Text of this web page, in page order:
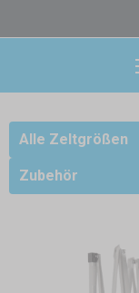
Alle Zeltgrößen
Zubehör